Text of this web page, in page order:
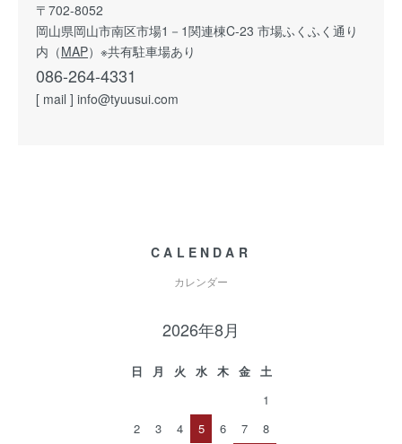
〒702-8052
岡山県岡山市南区市場1－1関連棟C-23 市場ふくふく通り
内（MAP）※共有駐車場あり
086-264-4331
[ mail ] info@tyuusui.com
CALENDAR
カレンダー
2026年8月
日 月 火 水 木 金
土
1
2
3 4 5 6 7
8